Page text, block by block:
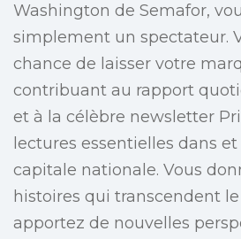
Washington de Semafor,
simplement un spectateur.
chance de laisser votre
contribuant au rapport
et à la célèbre newsletter
lectures essentielles dans
capitale nationale. Vous
histoires qui transcendent
apportez de nouvelles